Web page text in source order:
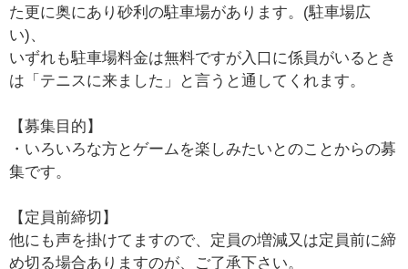
た更に奥にあり砂利の駐車場があります。(駐車場広
い)、
いずれも駐車場料金は無料ですが入口に係員がいるとき
は「テニスに来ました」と言うと通してくれます。
【募集目的】
・いろいろな方とゲームを楽しみたいとのことからの募
集です。
【定員前締切】
他にも声を掛けてますので、定員の増減又は定員前に締
め切る場合ありますのが、ご了承下さい。